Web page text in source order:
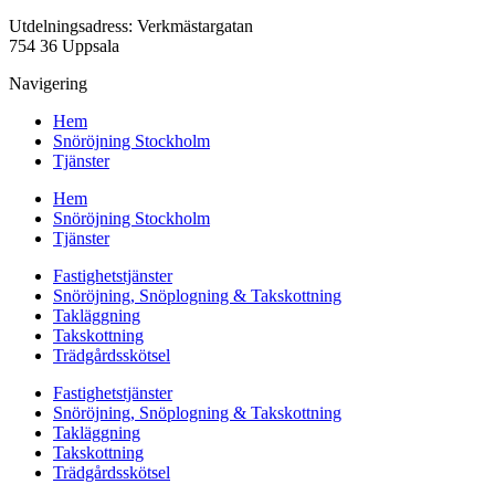
Utdelningsadress: Verkmästargatan
754 36 Uppsala
Navigering
Hem
Snöröjning Stockholm
Tjänster
Hem
Snöröjning Stockholm
Tjänster
Fastighetstjänster
Snöröjning, Snöplogning & Takskottning
Takläggning
Takskottning
Trädgårdsskötsel
Fastighetstjänster
Snöröjning, Snöplogning & Takskottning
Takläggning
Takskottning
Trädgårdsskötsel